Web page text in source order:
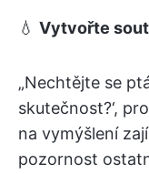
💧 Vytvořte
„Nechtějte se
skutečnost?‘,
na vymýšlení
pozornost